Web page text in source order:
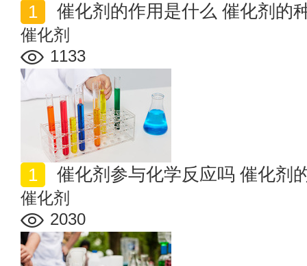
催化剂的作用是什么 催化剂的
催化剂
1133
催化剂参与化学反应吗 催化剂
催化剂
2030